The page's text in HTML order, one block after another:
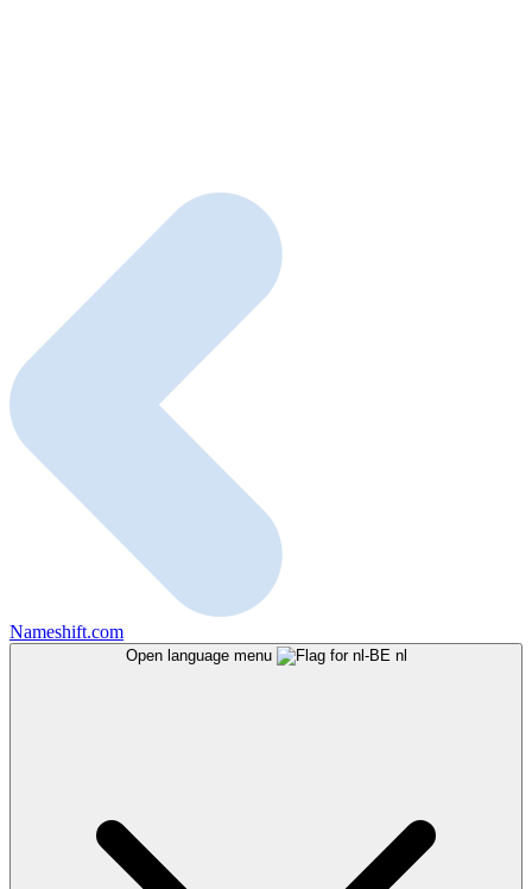
Nameshift.com
Open language menu nl